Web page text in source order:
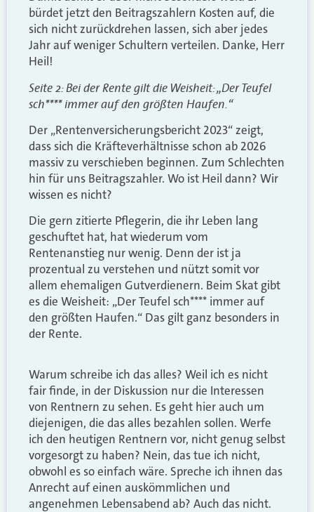
bürdet jetzt den Beitragszahlern Kosten auf, die
sich nicht zurückdrehen lassen, sich aber jedes
Jahr auf weniger Schultern verteilen. Danke, Herr
Heil!
Seite 2: Bei der Rente gilt die Weisheit: „Der Teufel
sch**** immer auf den größten Haufen.“
Der „Rentenversicherungsbericht 2023“ zeigt,
dass sich die Kräfteverhältnisse schon ab 2026
massiv zu verschieben beginnen. Zum Schlechten
hin für uns Beitragszahler. Wo ist Heil dann? Wir
wissen es nicht?
Die gern zitierte Pflegerin, die ihr Leben lang
geschuftet hat, hat wiederum vom
Rentenanstieg nur wenig. Denn der ist ja
prozentual zu verstehen und nützt somit vor
allem ehemaligen Gutverdienern. Beim Skat gibt
es die Weisheit: „Der Teufel sch**** immer auf
den größten Haufen.“ Das gilt ganz besonders in
der Rente.
Warum schreibe ich das alles? Weil ich es nicht
fair finde, in der Diskussion nur die Interessen
von Rentnern zu sehen. Es geht hier auch um
diejenigen, die das alles bezahlen sollen. Werfe
ich den heutigen Rentnern vor, nicht genug selbst
vorgesorgt zu haben? Nein, das tue ich nicht,
obwohl es so einfach wäre. Spreche ich ihnen das
Anrecht auf einen auskömmlichen und
angenehmen Lebensabend ab? Auch das nicht.